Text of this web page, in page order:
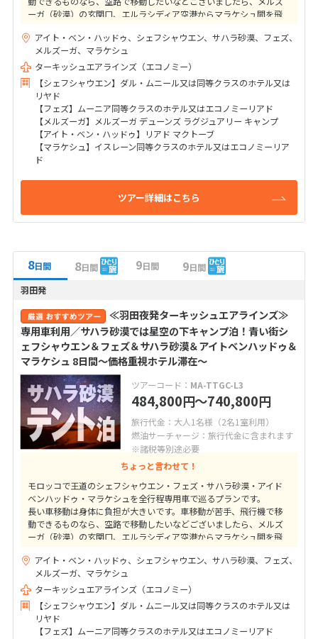
ーガ（砂漠）の玄関口、エルラシディア空港からマラケシュ間を飛
アイト・ベン・ハッドゥ、シェフシャウエン、サハラ砂漠、フェズ、
メルズーガ、マラケシュ
ターキッシュエアラインズ（エコノミー）
【シェフシャウエン】ダル・ムニール又は同等クラスのホテル又は
リヤド
【フェズ】ムーニア同等クラスのホテル又はエコノミーリアド
【メルズーガ】メルズーガ デューンズ ラグジュアリー キャンプ
【アイト・ベン・ハッドゥ】リアド マクトーブ
【マラケシュ】イスレーン同等クラスのホテル又はエコノミーリア
ド
ツアー詳細はこちら
8日間 8日間 9日間 9日間
羽田発
≪羽田夜発ターキッシュエアラインズ≫
専用車利用／サハラ砂漠では星空の下キャンプ泊！青い街シ
ェフシャウエン＆フェズ＆サハラ砂漠＆アイトベンハッドゥ＆
マラケシュ 8日間～価格重視ホテル滞在～
ツアーコード： MA-TTGC-L3
484,800円〜740,800円
旅行代金：大人1名様（2名1室利用）
燃油サーチャージ：旅行代金に含まれます
※諸税等別途必要
ちょっと言わせて！
モロッコで王道のシェフシャウエン・フェズ・サハラ砂漠・アイド
ベンハッドゥ・マラケシュを全行程専用車で巡るプランです。
長い車移動は身体に負担が大きいです。車移動が苦手、飛行機で移
動できるものなら、空路で移動したいなどございましたら、メルズ
ーガ（砂漠）の玄関口、エルラシディア空港からマラケシュ間を飛
アイト・ベン・ハッドゥ、シェフシャウエン、サハラ砂漠、フェズ、
メルズーガ、マラケシュ
ターキッシュエアラインズ（エコノミー）
【シェフシャウエン】ダル・ムニール又は同等クラスのホテル又は
リヤド
【フェズ】ムーニア同等クラスのホテル又はエコノミーリアド